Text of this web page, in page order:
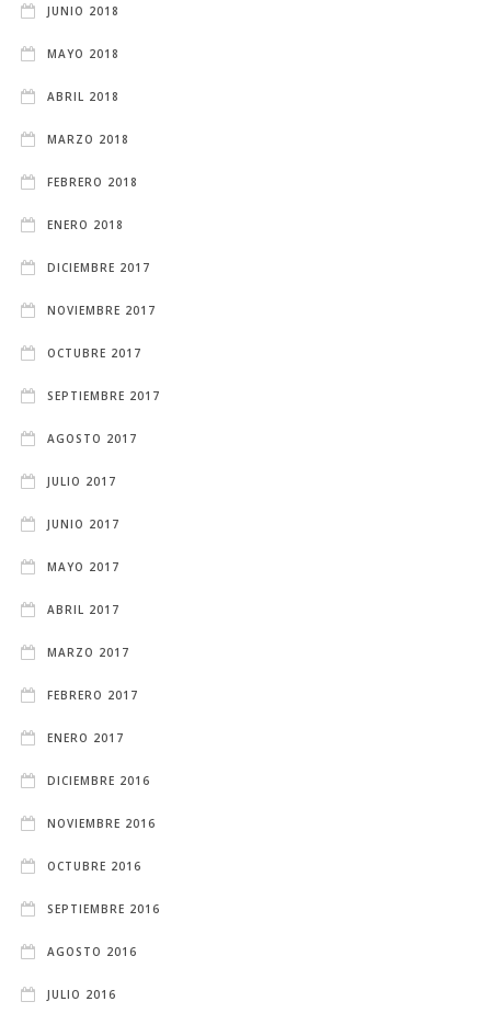
JUNIO 2018
MAYO 2018
ABRIL 2018
MARZO 2018
FEBRERO 2018
ENERO 2018
DICIEMBRE 2017
NOVIEMBRE 2017
OCTUBRE 2017
SEPTIEMBRE 2017
AGOSTO 2017
JULIO 2017
JUNIO 2017
MAYO 2017
ABRIL 2017
MARZO 2017
FEBRERO 2017
ENERO 2017
DICIEMBRE 2016
NOVIEMBRE 2016
OCTUBRE 2016
SEPTIEMBRE 2016
AGOSTO 2016
JULIO 2016